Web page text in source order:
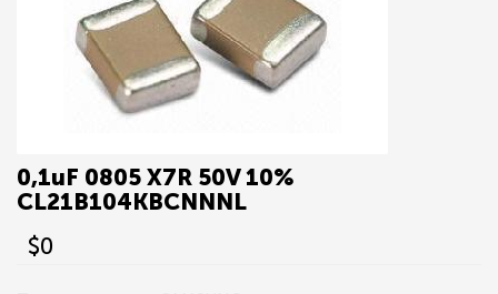
0,1uF 0805 X7R 50V 10%
CL21B104KBCNNNL
$0